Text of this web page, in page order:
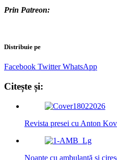
Prin Patreon:
Distribuie pe
Facebook Twitter WhatsApp
Citește și:
Revista presei cu Anton
Noapte cu ambulanță și